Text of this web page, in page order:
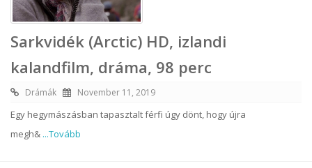
Sarkvidék (Arctic) HD, izlandi
kalandfilm, dráma, 98 perc
Drámák November 11, 2019
Egy hegymászásban tapasztalt férfi úgy dönt, hogy újra
megh& ...Tovább